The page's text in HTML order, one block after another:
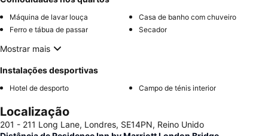
Máquina de lavar louça
Casa de banho com chuveiro
Ferro e tábua de passar
Secador
Mostrar mais
Instalações desportivas
Hotel de desporto Campo de ténis interior
Localização
201 - 211 Long Lane, Londres, SE14PN, Reino Unido